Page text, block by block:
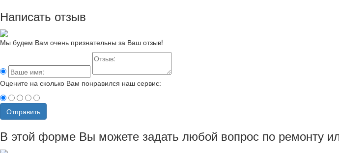
Написать отзыв
Мы будем Вам очень признательны за Ваш отзыв!
Оцените на сколько Вам понравился наш сервис:
Отправить
В этой форме Вы можете задать любой вопрос по ремонту